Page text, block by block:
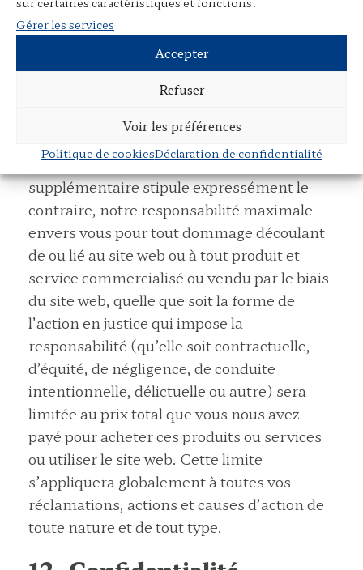
Gérer les services
Accepter
Refuser
Voir les préférences
Politique de cookiesDéclaration de confidentialité
corruption de données, de logiciels ou de
bases de données, ou la perte ou
l’endommagement de biens ou de données)
subis par vous ou par une tierce partie,
de son utilisation.
Sauf dans la mesure où tout contrat
supplémentaire stipule expressément le
contraire, notre responsabilité maximale
envers vous pour tout dommage découlant
de ou lié au site web ou à tout produit et
service commercialisé ou vendu par le biais
du site web, quelle que soit la forme de
l’action en justice qui impose la
responsabilité (qu’elle soit contractuelle,
d’équité, de négligence, de conduite
intentionnelle, délictuelle ou autre) sera
limitée au prix total que vous nous avez
payé pour acheter ces produits ou services
ou utiliser le site web. Cette limite
s’appliquera globalement à toutes vos
réclamations, actions et causes d’action de
toute nature et de tout type.